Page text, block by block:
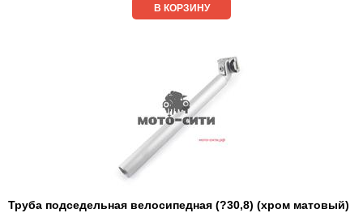
В КОРЗИНУ
Труба подседельная велосипедная (?30,8) (хром матовый)